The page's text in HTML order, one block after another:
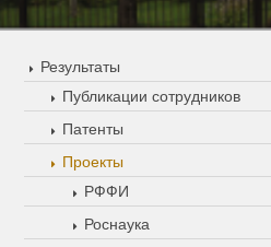
Результаты
Публикации сотрудников
Патенты
Проекты
РФФИ
Роснаука